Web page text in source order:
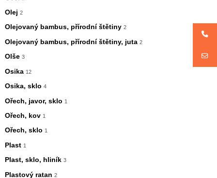
Olej 2
Olejovaný bambus, přírodní štětiny 2
Olejovaný bambus, přírodní štětiny, juta 2
Olše 3
Osika 12
Osika, sklo 4
Ořech, javor, sklo 1
Ořech, kov 1
Ořech, sklo 1
Plast 1
Plast, sklo, hliník 3
Plastový ratan 2